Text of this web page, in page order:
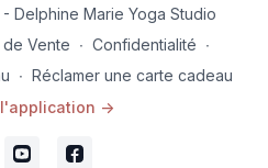
Delphine Marie Yoga Studio
Vente ∙ Confidentialité ∙
∙ Réclamer une carte cadeau
->